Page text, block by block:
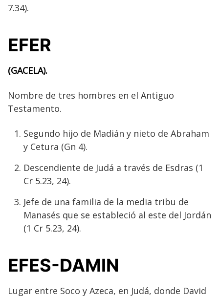
7.34).
EFER
(GACELA).
Nombre de tres hombres en el Antiguo
Testamento.
Segundo hijo de Madián y nieto de Abraham
y Cetura (Gn 4).
Descendiente de Judá a través de Esdras (1
Cr 5.23, 24).
Jefe de una familia de la media tribu de
Manasés que se estableció al este del Jordán
(1 Cr 5.23, 24).
EFES-DAMIN
Lugar entre Soco y Azeca, en Judá, donde David